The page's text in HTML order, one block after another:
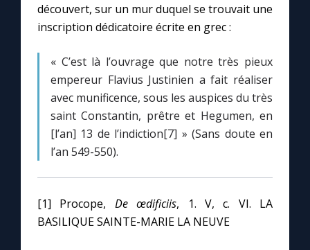
découvert, sur un mur duquel se trouvait une
inscription dédicatoire écrite en grec :
« C’est là l’ouvrage que notre très pieux
empereur Flavius Justinien a fait réaliser
avec munificence, sous les auspices du très
saint Constantin, prêtre et Hegumen, en
[l’an] 13 de l’indiction[7] » (Sans doute en
l’an 549-550).
[1] Procope, De œdificiis, 1. V, c. VI. LA
BASILIQUE SAINTE-MARIE LA NEUVE